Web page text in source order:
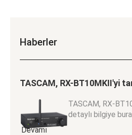
Haberler
TASCAM, RX-BT10MKII'yi
TASCAM, RX-
detaylı bilgiye
Devamı